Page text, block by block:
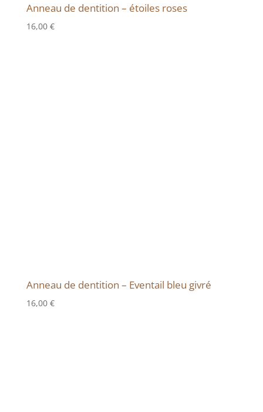
Anneau de dentition – étoiles roses
16,00 €
Anneau de dentition – Eventail bleu givré
16,00 €